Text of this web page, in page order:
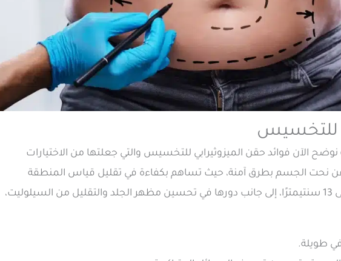
الآن فوائد حقن الميزوثيرابي للتخسيس والتي جعلتها من الاختيارات
عن نحت الجسم بطرق آمنة، حيث تساهم بكفاءة في تقليل قياس المنطقة
طويلة.